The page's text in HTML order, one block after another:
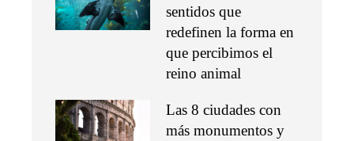
sentidos que
redefinen la forma en
que percibimos el
reino animal
Las 8 ciudades con
más monumentos y